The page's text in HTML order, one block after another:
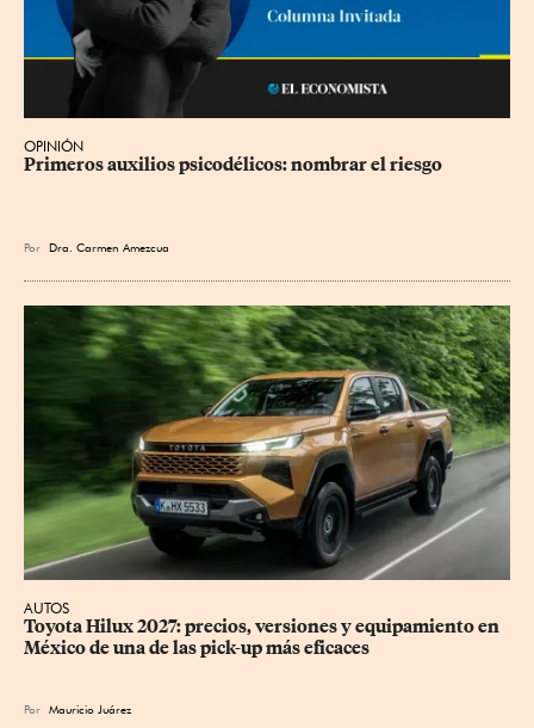
OPINIÓN
Primeros auxilios psicodélicos: nombrar el riesgo
Por Dra. Carmen Amezcua
AUTOS
Toyota Hilux 2027: precios, versiones y equipamiento en
México de una de las pick-up más eficaces
Por Mauricio Juárez